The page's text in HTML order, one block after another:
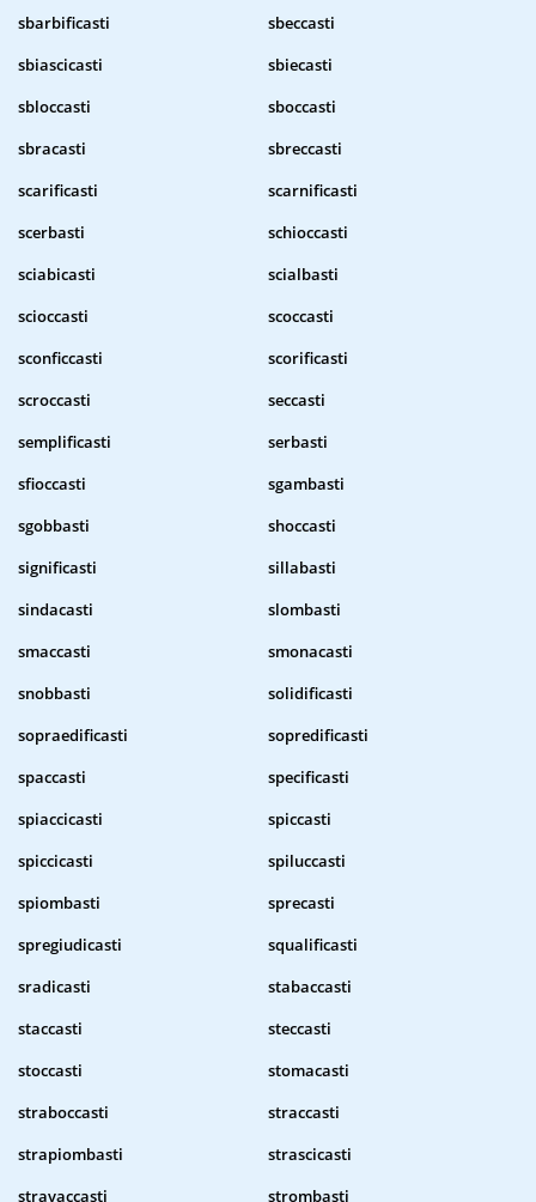
sbarbificasti
sbeccasti
sbiascicasti
sbiecasti
sbloccasti
sboccasti
sbracasti
sbreccasti
scarificasti
scarnificasti
scerbasti
schioccasti
sciabicasti
scialbasti
scioccasti
scoccasti
sconficcasti
scorificasti
scroccasti
seccasti
semplificasti
serbasti
sfioccasti
sgambasti
sgobbasti
shoccasti
significasti
sillabasti
sindacasti
slombasti
smaccasti
smonacasti
snobbasti
solidificasti
sopraedificasti
sopredificasti
spaccasti
specificasti
spiaccicasti
spiccasti
spiccicasti
spiluccasti
spiombasti
sprecasti
spregiudicasti
squalificasti
sradicasti
stabaccasti
staccasti
steccasti
stoccasti
stomacasti
straboccasti
straccasti
strapiombasti
strascicasti
stravaccasti
strombasti